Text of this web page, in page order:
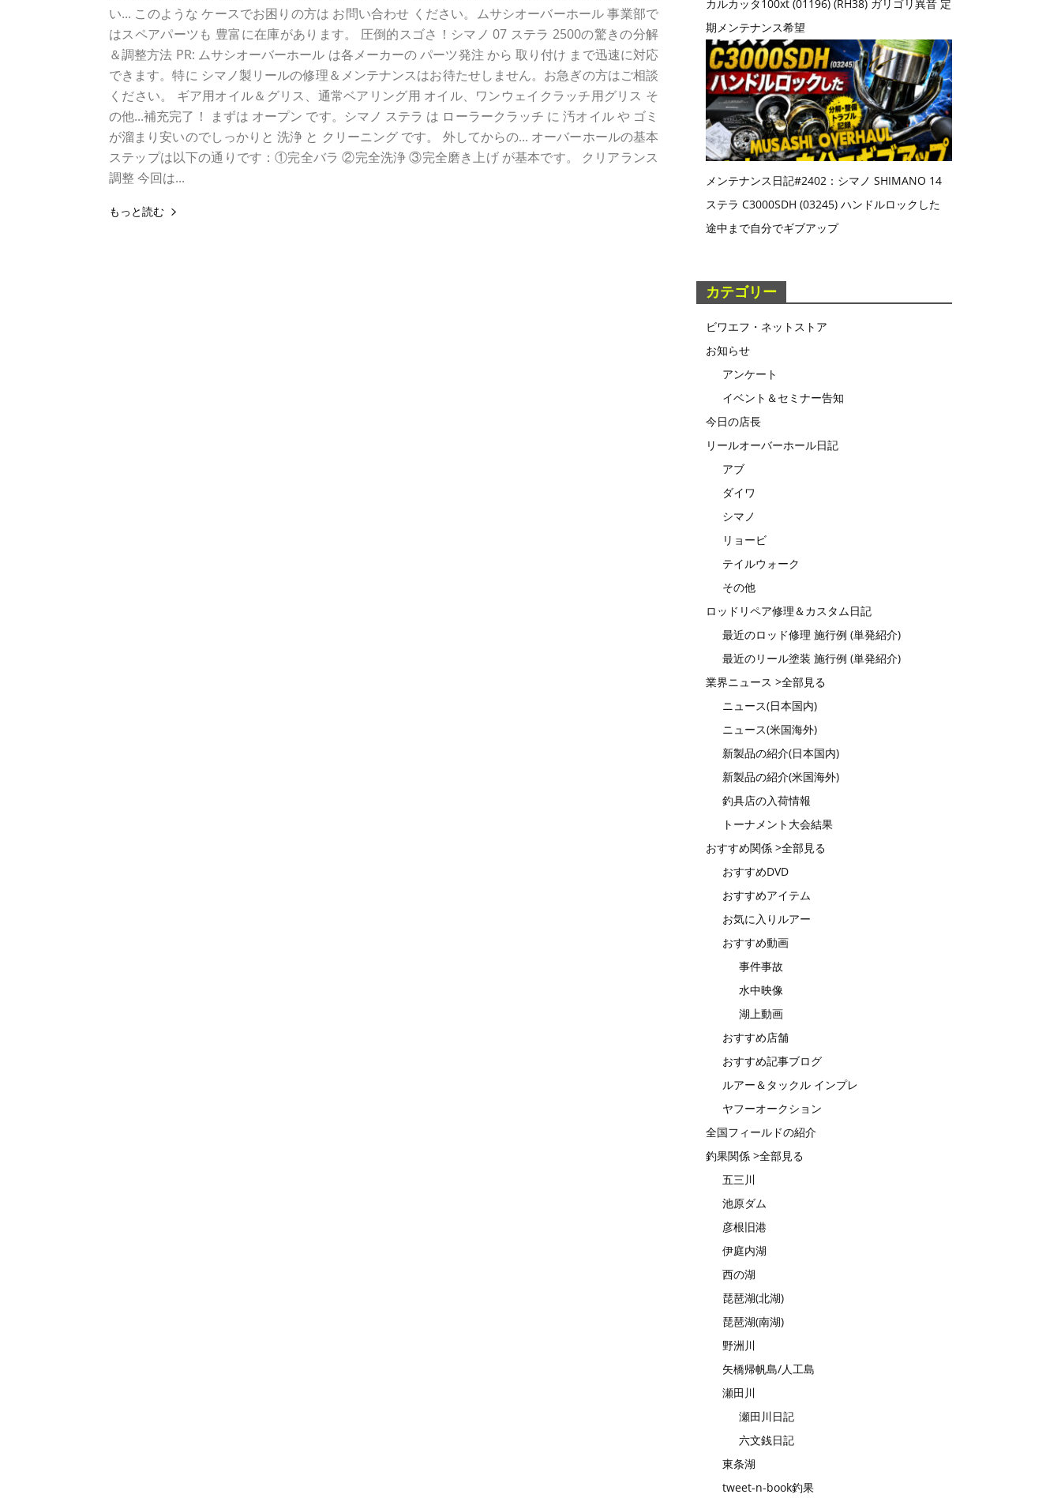
い... このような ケースでお困りの方は お問い合わせ ください。ムサシオーバーホール 事業部で
はスペアパーツも 豊富に在庫があります。 圧倒的スゴさ！シマノ 07 ステラ 2500の驚きの分解
＆調整方法 PR: ムサシオーバーホール は各メーカーの パーツ発注 から 取り付け まで迅速に対応
できます。特に シマノ製リールの修理＆メンテナンスはお待たせしません。お急ぎの方はご相談
ください。 ギア用オイル＆グリス、通常ベアリング用 オイル、ワンウェイクラッチ用グリス そ
の他...補充完了！ まずは オープン です。シマノ ステラ は ローラークラッチ に 汚オイル や ゴミ
が溜まり安いのでしっかりと 洗浄 と クリーニング です。 外してからの... オーバーホールの基本
ステップは以下の通りです：①完全バラ ②完全洗浄 ③完全磨き上げ が基本です。 クリアランス
調整 今回は...
もっと読む
カルカッタ100xt (01196) (RH38) ガリゴリ異音 定
期メンテナンス希望
メンテナンス日記#2402：シマノ SHIMANO 14
ステラ C3000SDH (03245) ハンドルロックした
途中まで自分でギブアップ
カテゴリー
ビワエフ・ネットストア
お知らせ
アンケート
イベント＆セミナー告知
今日の店長
リールオーバーホール日記
アブ
ダイワ
シマノ
リョービ
テイルウォーク
その他
ロッドリペア修理＆カスタム日記
最近のロッド修理 施行例 (単発紹介)
最近のリール塗装 施行例 (単発紹介)
業界ニュース >全部見る
ニュース(日本国内)
ニュース(米国海外)
新製品の紹介(日本国内)
新製品の紹介(米国海外)
釣具店の入荷情報
トーナメント大会結果
おすすめ関係 >全部見る
おすすめDVD
おすすめアイテム
お気に入りルアー
おすすめ動画
事件事故
水中映像
湖上動画
おすすめ店舗
おすすめ記事ブログ
ルアー＆タックル インプレ
ヤフーオークション
全国フィールドの紹介
釣果関係 >全部見る
五三川
池原ダム
彦根旧港
伊庭内湖
西の湖
琵琶湖(北湖)
琵琶湖(南湖)
野洲川
矢橋帰帆島/人工島
瀬田川
瀬田川日記
六文銭日記
東条湖
tweet-n-book釣果